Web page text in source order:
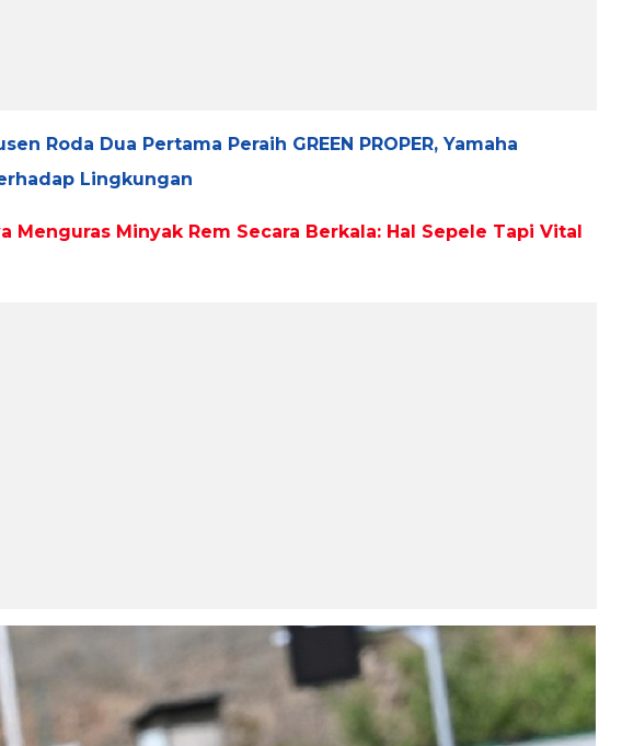
Roda Dua Pertama Peraih GREEN PROPER, Yamaha
Lingkungan
Menguras Minyak Rem Secara Berkala: Hal Sepele Tapi Vital